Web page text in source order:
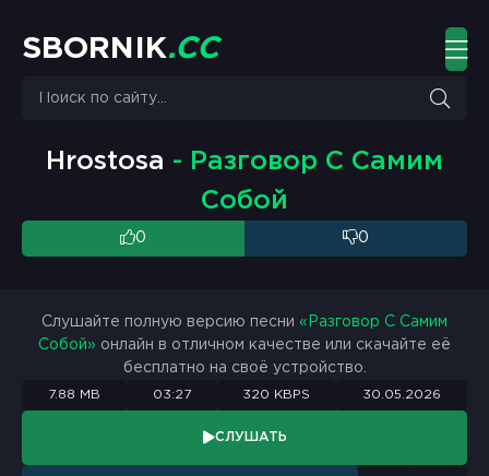
S BO R N K.CC
Hrostosa - Разговор С Самим
Собой
0 0
Слушайте полную версию песни «Разговор С Самим
Собой» онлайн в отличном качестве или скачайте её
бесплатно на своё устройство.
7.88 MB 03:27 320 KBPS 30.05.2026
СЛУШАТЬ